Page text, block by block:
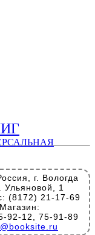
г. Вологда
1
(8172) 21-17-69
Магазин:
92-12, 75-91-89